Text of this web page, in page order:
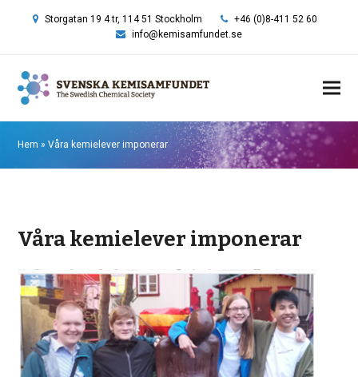
Storgatan 19 4 tr, 114 51 Stockholm
+46 (0)8-411 52 60
info@kemisamfundet.se
Hem »Våra kemielever imponerar
Våra kemielever imponerar